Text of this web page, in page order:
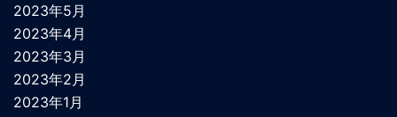
2023年5月
2023年4月
2023年3月
2023年2月
2023年1月